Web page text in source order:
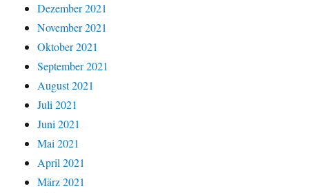
Dezember 2021
November 2021
Oktober 2021
September 2021
August 2021
Juli 2021
Juni 2021
Mai 2021
April 2021
März 2021